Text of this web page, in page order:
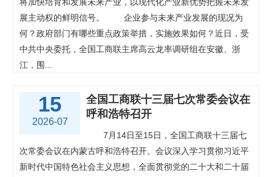
展主动权的鲜明信号。
企业参与未来产业发展的现况为
何？政府部门有哪些重点政策举措，实施效果如何？近日，受
中共中央委托，全国工商联主席高云龙率调研组在安徽、浙
江，围...
15
2026-07
全国工商联十三届七次常委会议在
呼和浩特召开
7月14日至15日，全国工商联十三届七
次常委会议在内蒙古呼和浩特召开。会议深入学习贯彻习近平
新时代中国特色社会主义思想，全面贯彻党的二十大和二十届